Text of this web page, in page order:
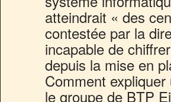
atteindrait « des
contestée par la
incapable de
depuis la mise en
Comment
le groupe de BTP